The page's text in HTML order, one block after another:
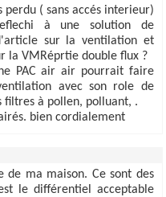
perdu ( sans accés interieur)
à une solution de
sur la ventilation et
la VMRéprtie double flux ?
PAC air air pourrait faire
avec son role de
filtres à pollen, polluant, .
bien cordialement
de ma maison. Ce sont des
le différentiel acceptable